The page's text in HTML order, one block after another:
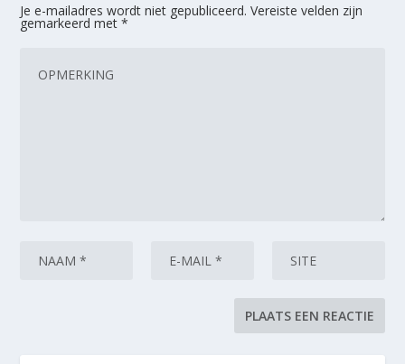
Je e-mailadres wordt niet gepubliceerd. Vereiste velden zijn
gemarkeerd met*